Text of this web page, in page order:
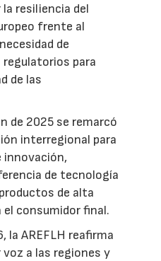
resiliencia del
frente al
de
para
de las
de 2025 se remarcó
interregional para
innovación,
de tecnología
de alta
el consumidor final.
la AREFLH reafirma
a las regiones y